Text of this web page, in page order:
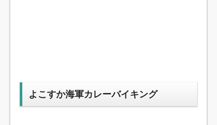
よこすか海軍カレーバイキング